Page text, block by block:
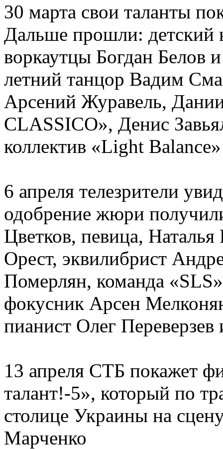
30 марта свои таланты
Дальше прошли: детский
воркаутцы Богдан Белов
летний танцор Вадим
Арсений Журавель,
CLASSICO», Денис
коллектив «Light
6 апреля телезрители
одобрение жюри
Цветков, певица,
Орест, эквилибрист
Померлян, команда
фокусник Арсен
пианист Олег Переверзев
13 апреля СТБ покажет
талант!-5», который по
столице Украины на
Марченко